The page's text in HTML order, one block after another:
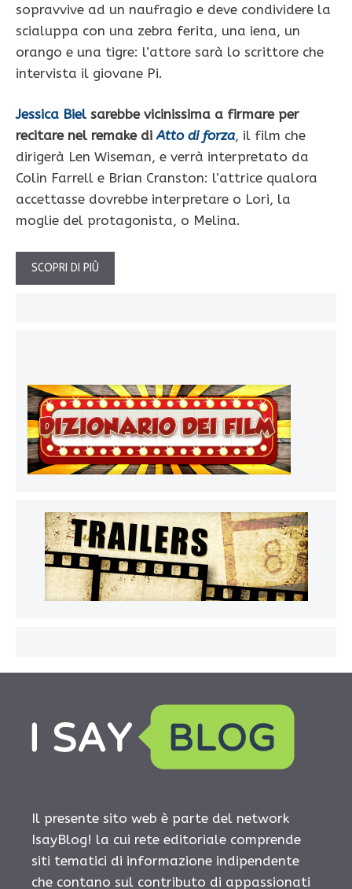
sopravvive ad un naufragio e deve condividere la
scialuppa con una zebra ferita, una iena, un
orango e una tigre: l’attore sarà lo scrittore che
intervista il giovane Pi.
Jessica Bielsarebbe vicinissima a firmare per
recitare nel remake diAtto di forza, il film che
dirigerà Len Wiseman, e verrà interpretato da
Colin Farrell e Brian Cranston: l’attrice qualora
accettasse dovrebbe interpretare o Lori, la
moglie del protagonista, o Melina.
SCOPRI DI PIÙ
Il presente sito web è parte del network
IsayBlog! la cui rete editoriale comprende
siti tematici di informazione indipendente
che contano sul contributo di appassionati